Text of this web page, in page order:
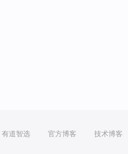
有道智选 官方博客 技术博客